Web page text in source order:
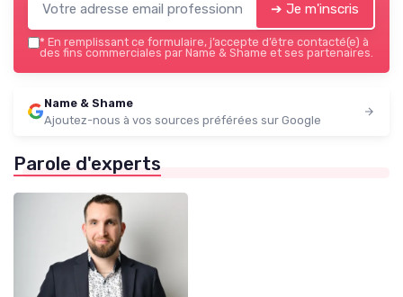
➔ Je m'inscris
* En remplissant ce formulaire, j’accepte d’être contacté(e) à
des fins commerciales par Name & Shame et ses partenaires.
Name & Shame
Ajoutez-nous à vos sources préférées sur Google
Parole d'experts